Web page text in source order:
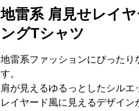
地雷系 肩見せレイ
ングTシャツ
地雷系ファッションにぴった
す。
肩が見えるゆるっとしたシル
レイヤード風に見えるデザイン